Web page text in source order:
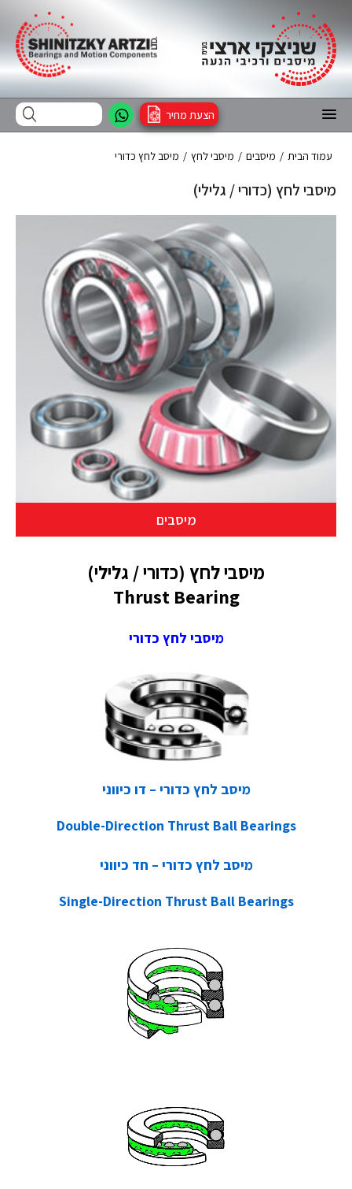
הצעת מחיר
עמוד הבית / מיסבים / מיסבי לחץ / מיסב לחץ כדורי
מיסבי לחץ (כדורי / גלילי)
מיסבים
מיסבי לחץ (כדורי / גלילי)
Thrust Bearing
מיסבי לחץ כדורי
מיסב לחץ כדורי – דו כיווני
Double-Direction Thrust Ball Bearings
מיסב לחץ כדורי – חד כיווני
Single-Direction Thrust Ball Bearings